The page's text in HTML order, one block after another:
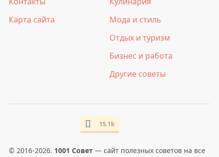
Карта сайта
Мода и стиль
Отдых и туризм
Бизнес и работа
Другие советы
15.1k
© 2016-2026. 1001 Совет— сайт полезных советов на все